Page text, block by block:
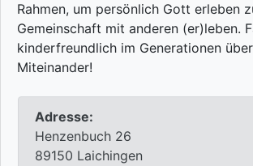
Rahmen, um persönlich Gott erleben
Gemeinschaft mit anderen (er)leben.
kinderfreundlich im Generationen
Miteinander!
Adresse:
Henzenbuch 26
89150 Laichingen